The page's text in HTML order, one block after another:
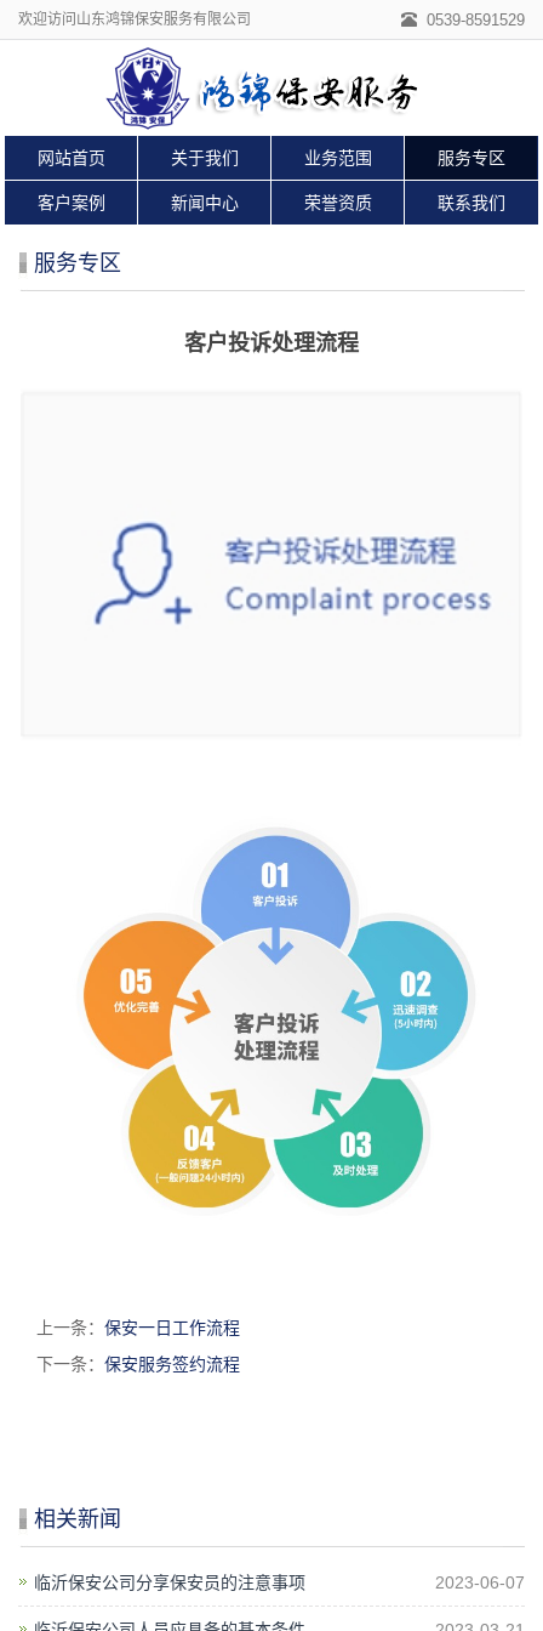
欢迎访问山东鸿锦保安服务有限公司 0539-8591529
网站首页 关于我们 业务范围 服务专区
客户案例 新闻中心 荣誉资质 联系我们
服务专区
客户投诉处理流程
上一条： 保安一日工作流程
下一条： 保安服务签约流程
相关新闻
临沂保安公司分享保安员的注意事项 2023-06-07